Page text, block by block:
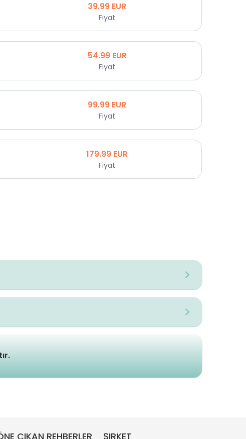
39.99 EUR
Fiyat
54.99 EUR
Fiyat
99.99 EUR
Fiyat
179.99 EUR
Fiyat
ÇIKAN REHBERLER ŞIRKET